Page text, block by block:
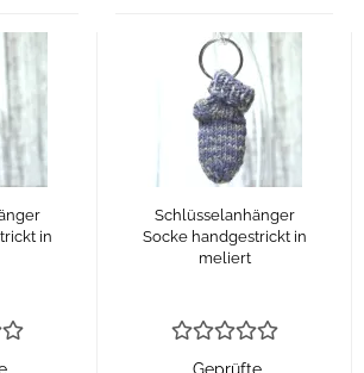
in
Schlüsselanhänger
Socke handgestrickt in
meliert